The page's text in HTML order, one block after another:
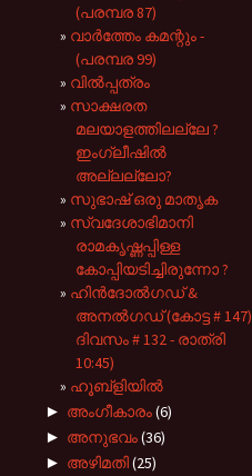
(പരമ്പര 87)
വാർത്തേം കമന്റും -
(പരമ്പര 99)
വിൽപ്പത്രം
സാക്ഷരത
മലയാളത്തിലല്ലേ ?
ഇംഗ്ലീഷിൽ
അല്ലല്ലോ?
സുഭാഷ് ഒരു മാതൃക
സ്വദേശാഭിമാനി
രാമകൃഷ്ണപ്പിള്ള
കോപ്പിയടിച്ചിരുന്നോ ?
ഹിൻദോൽഗഡ് &
അനൽഗഡ് (കോട്ട # 147)
ദിവസം # 132 - രാത്രി
10:45)
ഹൂബ്ളിയിൽ
► അംഗീകാരം(6)
► അനുഭവം(36)
► അഴിമതി(25)